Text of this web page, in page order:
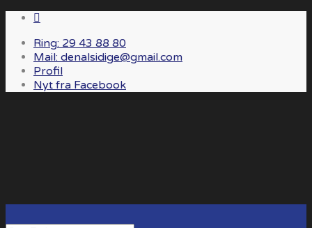
Ring: 29 43 88 80
Mail: denalsidige@gmail.com
Profil
Nyt fra Facebook